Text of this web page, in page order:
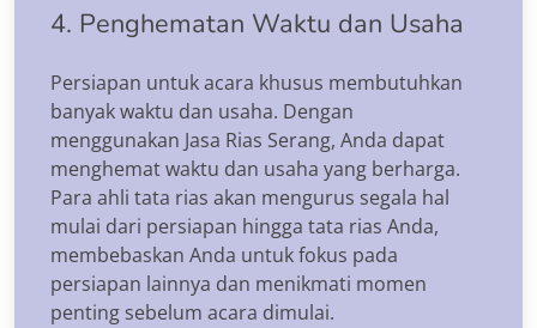
4. Penghematan Waktu dan Usaha
Persiapan untuk acara khusus membutuhkan
banyak waktu dan usaha. Dengan
menggunakan Jasa Rias Serang, Anda dapat
menghemat waktu dan usaha yang berharga.
Para ahli tata rias akan mengurus segala hal
mulai dari persiapan hingga tata rias Anda,
membebaskan Anda untuk fokus pada
persiapan lainnya dan menikmati momen
penting sebelum acara dimulai.